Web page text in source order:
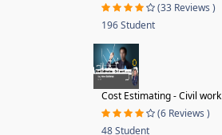
(33 Reviews )
196 Student
Cost Estimating - Civil work
(6 Reviews )
48 Student